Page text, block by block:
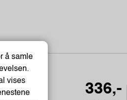
336,-
å samle
vises